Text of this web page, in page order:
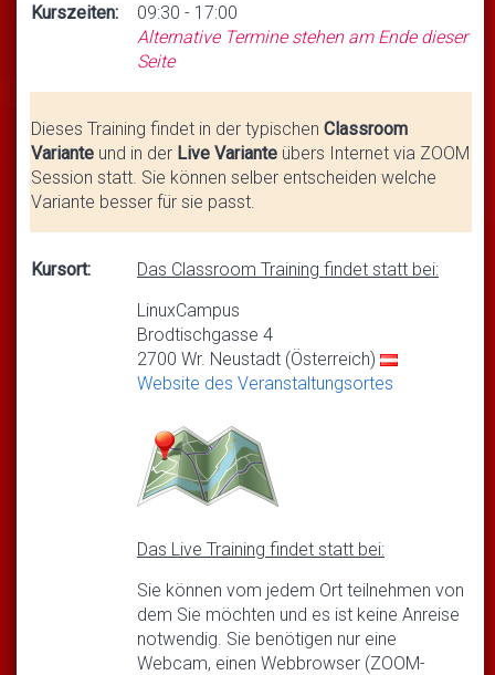
Kurszeiten:
09:30 - 17:00
Alternative Termine stehen am Ende dieser
Seite
Dieses Training findet in der typischen Classroom
Variante und in der Live Variante übers Internet via ZOOM
Session statt. Sie können selber entscheiden welche
Variante besser für sie passt.
Kursort:
Das Classroom Training findet statt bei:
LinuxCampus
Brodtischgasse 4
2700 Wr. Neustadt (Österreich)
Website des Veranstaltungsortes
Das Live Training findet statt bei:
Sie können vom jedem Ort teilnehmen von
dem Sie möchten und es ist keine Anreise
notwendig. Sie benötigen nur eine
Webcam, einen Webbrowser (ZOOM-